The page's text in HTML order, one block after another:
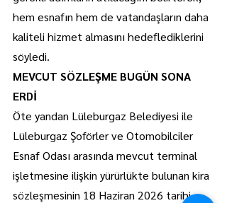
hem esnafın hem de vatandaşların daha
kaliteli hizmet almasını hedeflediklerini
söyledi.
MEVCUT SÖZLEŞME BUGÜN SONA
ERDİ
Öte yandan Lüleburgaz Belediyesi ile
Lüleburgaz Şoförler ve Otomobilciler
Esnaf Odası arasında mevcut terminal
işletmesine ilişkin yürürlükte bulunan kira
sözleşmesinin 18 Haziran 2026 tarihi